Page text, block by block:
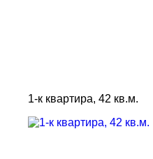
1-к квартира, 42 кв.м.